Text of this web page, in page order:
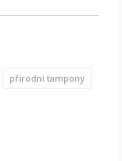
přírodní tampony